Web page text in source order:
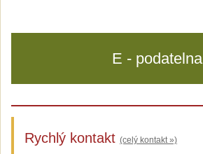
E - podatelna
Rychlý kontakt (celý kontakt »)